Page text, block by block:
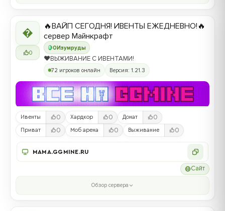

0
0Изумруды
🔥ВАЙП СЕГОДНЯ! ИВЕНТЫ ЕЖЕДНЕВНО!🔥
сервер Майнкрафт
❤️ВЫЖИВАНИЕ С ИВЕНТАМИ!
72 игроков онлайн Версия: 1.21.3
Ивенты 0 Хардкор 0 Донат 0
Приват 0 Моб арена 0 Выживание 0
MAMA.GGMINE.RU
Сайт
Обзор сервера